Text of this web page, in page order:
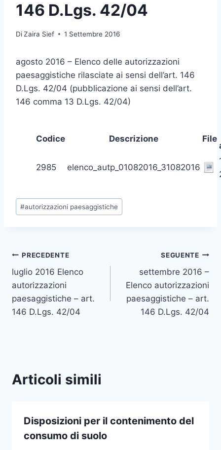
146 D.Lgs. 42/04
DiZaira Sief 1 Settembre 2016
agosto 2016 – Elenco delle autorizzazioni
paesaggistiche rilasciate ai sensi dell’art. 146
D.Lgs. 42/04 (pubblicazione ai sensi dell’art.
146 comma 13 D.Lgs. 42/04)
Codice Descrizione File
2985 elenco_autp_01082016_31082016
Tag
articolo:
#autorizzazioni paesaggistiche
Navigazione
articoli
PRECEDENTE
luglio 2016 Elenco
autorizzazioni
paesaggistiche – art.
146 D.Lgs. 42/04
SEGUENTE
settembre 2016 –
Elenco autorizzazioni
paesaggistiche – art.
146 D.Lgs. 42/04
Articoli simili
Disposizioni per il contenimento del
consumo di suolo